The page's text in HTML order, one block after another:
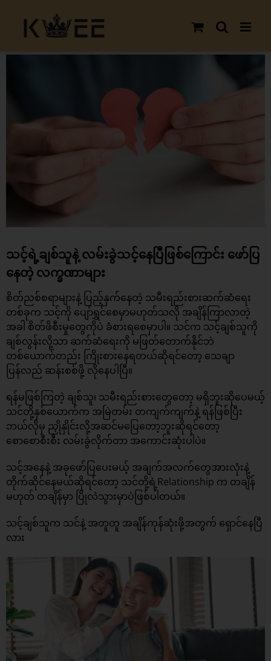
content
သင့်ရဲ့ချစ်သူနဲ့ လမ်းခွဲသင့်နေပြီဖြစ်ကြောင်း ဖော်ပြ
နေတဲ့ လက္ခဏာများ
စိတ်ညစ်စရာများနဲ့ ပြည့်နှက်နေတဲ့ သမီးရည်းစားဆက်ဆံရေး
တစ်ခုက သင့်ကို ပျော်ရွှင်စေမှာမဟုတ်သလို အချိန်ကြာလာတဲ့
အခါ စိတ်ဖိစီးမှုတွေကိုပဲ ခံစားရစေမှာပါ။ သင်က သင့်ချစ်သူကို
ချစ်လွန်းလို့သာ ဆက်ဆံရေးကို မဖြတ်တောက်နိုင်ဘဲ
တစ်ယောက်တည်း ကြိုးစားနေရတယ်ဆိုရင်တော့ သေချာ
ပြန်လည် ဆန်းစစ်ဖို့ လိုနေပါပြီ။
ရန်မဖြစ်ကြတဲ့ ချစ်သူ၊ သမီးရည်းစားတွေတော့ မရှိဘူးဆိုပေမယ့်
သင်တို့နှစ်ယောက်က အမြဲတမ်း တကျက်ကျက်နဲ့ ရန်ဖြစ်ပြီး
ဘယ်လိုမှ ညှိုနှိုင်းလို့အဆင်မပြေတော့ဘူးဆိုရင်တော့
စောစောစီးစီး လမ်းခွဲလိုက်တာ အကောင်းဆုံးပါပဲ။
သင့်အနေနဲ့ အခုဖော်ပြပေးမယ့် အချက်အလက်တွေအားလုံးနဲ့
တိုက်ဆိုင်နေမယ်ဆိုရင်တော့ သင်တို့ရဲ့Relationship က တချိန်
မဟုတ် တချိန်မှာ ပြိုလဲသွားမှာပဲဖြစ်ပါတယ်။
သင့်ချစ်သူက သင်နဲ့ အတူတူ အချိန်ကုန်ဆုံးဖို့အတွက် ရှောင်နေပြီ
လား